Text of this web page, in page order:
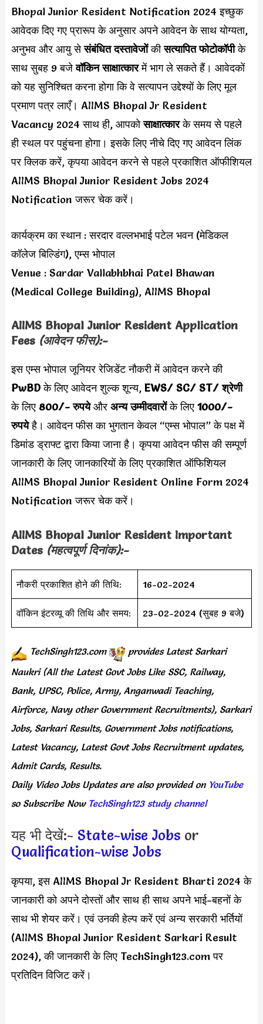
Bhopal Junior Resident Notification 2024 इच्छुक
आवेदक दिए गए प्रारूप के अनुसार अपने आवेदन के साथ योग्यता,
अनुभव और आयु सेसंबंधित दस्तावेजोंकीसत्यापित फोटोकॉपीके
साथ सुबह 9 बजेवॉकिन साक्षात्कारमें भाग ले सकते हैं। आवेदकों
को यह सुनिश्चित करना होगा कि वे सत्यापन उद्देश्यों के लिए मूल
प्रमाण पत्र लाएँ। AIIMS Bhopal Jr Resident
Vacancy 2024 साथ ही, आपकोसाक्षात्कारके समय से पहले
ही स्थल पर पहुंचना होगा। इसके लिए नीचे दिए गए आवेदन लिंक
पर क्लिक करें,कृपया आवेदन करने से पहले प्रकाशित ऑफीशियल
AIIMS Bhopal Junior Resident Jobs 2024
Notification जरूर चेक करें।
कार्यक्रम का स्थान : सरदार वल्लभभाई पटेल भवन (मेडिकल
कॉलेज बिल्डिंग), एम्स भोपाल
Venue : Sardar Vallabhbhai Patel Bhawan
(Medical College Building), AIIMS Bhopal
AIIMS Bhopal Junior Resident Application
Fees (आवेदन फीस):-
इस एम्स भोपाल जूनियर रेजिडेंट नौकरी में आवेदन करने की
PwBDके लिए आवेदन शुल्क शून्य, EWS/ SC/ ST/ श्रेणी
के लिए 800/- रुपयेऔर अन्य उम्मीदवारोंके लिए 1000/-
रुपयेहै। आवेदन फीस का भुगतान केवल “एम्स भोपाल” के पक्ष में
डिमांड ड्राफ्ट द्वारा किया जाना है। कृपया आवेदन फीस की सम्पूर्ण
जानकारी के लिए जानकारियों के लिए प्रकाशित ऑफिशियल
AIIMS Bhopal Junior Resident Online Form 2024
Notification जरूर चेक करें।
AIIMS Bhopal Junior Resident Important
Dates (महत्वपूर्ण दिनांक):-
नौकरी प्रकाशित होने की तिथि: 16-02-2024
वॉकिन इंटरव्यू की तिथि और समय: 23-02-2024 (सुबह 9 बजे)
TechSingh123.com provides Latest Sarkari
Naukri (All the Latest Govt Jobs Like SSC, Railway,
Bank, UPSC, Police, Army, Anganwadi Teaching,
Airforce, Navy other Government Recruitments), Sarkari
Jobs, Sarkari Results, Government Jobs notifications,
Latest Vacancy, Latest Govt Jobs Recruitment updates,
Admit Cards, Results.
Daily Video Jobs Updates are also provided onYouTube
so Subscribe Now TechSingh123 study channel
यह भी देखें:- State-wise Jobs or
Qualification-wise Jobs
कृपया, इस AIIMS Bhopal Jr Resident Bharti 2024 के
जानकारी को अपने दोस्तों और साथ ही साथ अपने भाई-बहनों के
साथ भी शेयर करें। एवं उनकी हेल्प करें एवं अन्य सरकारी भर्तियों
(AIIMS Bhopal Junior Resident Sarkari Result
2024), की जानकारी के लिए TechSingh123.com पर
प्रतिदिन विजिट करें।